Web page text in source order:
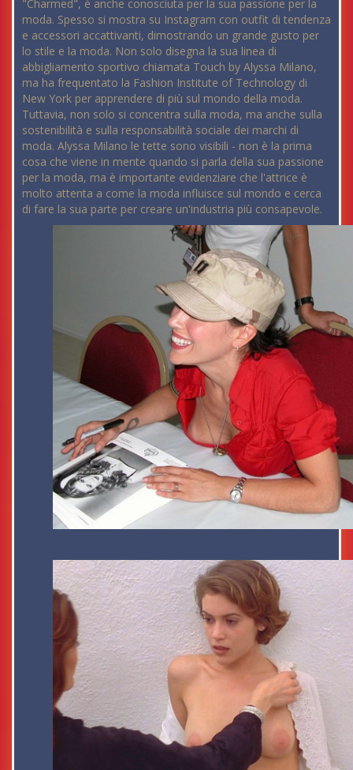
"Charmed", è anche conosciuta per la sua passione per la
moda. Spesso si mostra su Instagram con outfit di tendenza
e accessori accattivanti, dimostrando un grande gusto per
lo stile e la moda. Non solo disegna la sua linea di
abbigliamento sportivo chiamata Touch by Alyssa Milano,
ma ha frequentato la Fashion Institute of Technology di
New York per apprendere di più sul mondo della moda.
Tuttavia, non solo si concentra sulla moda, ma anche sulla
sostenibilità e sulla responsabilità sociale dei marchi di
moda. Alyssa Milano le tette sono visibili - non è la prima
cosa che viene in mente quando si parla della sua passione
per la moda, ma è importante evidenziare che l'attrice è
molto attenta a come la moda influisce sul mondo e cerca
di fare la sua parte per creare un'industria più consapevole.